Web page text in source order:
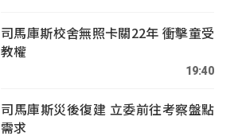
司馬庫斯校舍無照卡關22年 衝擊童受
教權
19:40
司馬庫斯災後復建 立委前往考察盤點
需求